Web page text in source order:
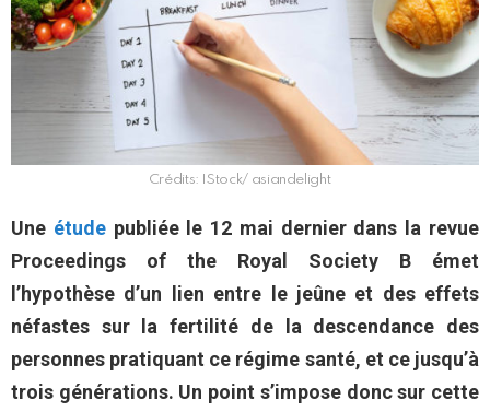
Crédits: IStock/ asiandelight
Une étudepubliée le 12 mai dernier dans la revue
Proceedings of the Royal Society B émet
l’hypothèse d’un lien entre le jeûne et des effets
néfastes sur la fertilité de la descendance des
personnes pratiquant ce régime santé, et ce jusqu’à
trois générations. Un point s’impose donc sur cette